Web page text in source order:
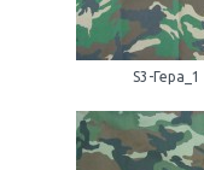
S3-Гера_1